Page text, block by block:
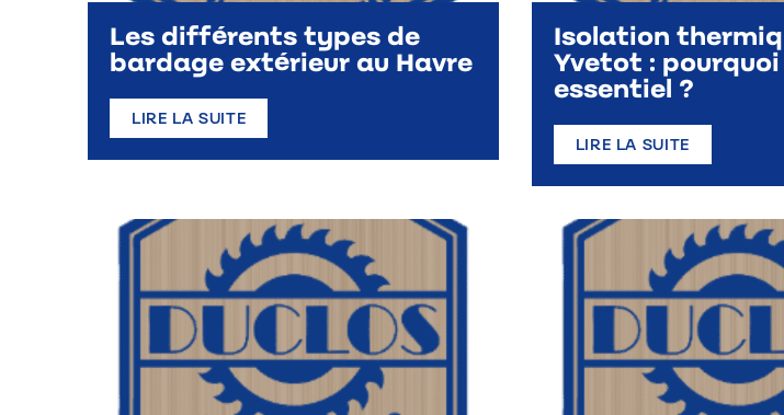
Les différents types de
bardage extérieur au Havre
LIRE LA SUITE
Isolation
Yvetot :
essentiel ?
LIRE LA SUITE